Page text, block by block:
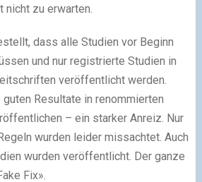
nicht zu erwarten.
dass alle Studien vor Beginn
und nur registrierte Studien in
veröffentlicht werden.
Resultate in renommierten
– ein starker Anreiz. Nur
wurden leider missachtet. Auch
wurden veröffentlicht. Der ganze
Fix».